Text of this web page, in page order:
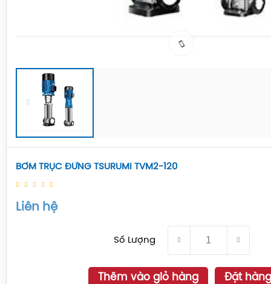
BƠM TRỤC ĐỨNG TSURUMI TVM2-120
Liên hệ
Số Lượng
Thêm vào giỏ hàng Đặt hàng